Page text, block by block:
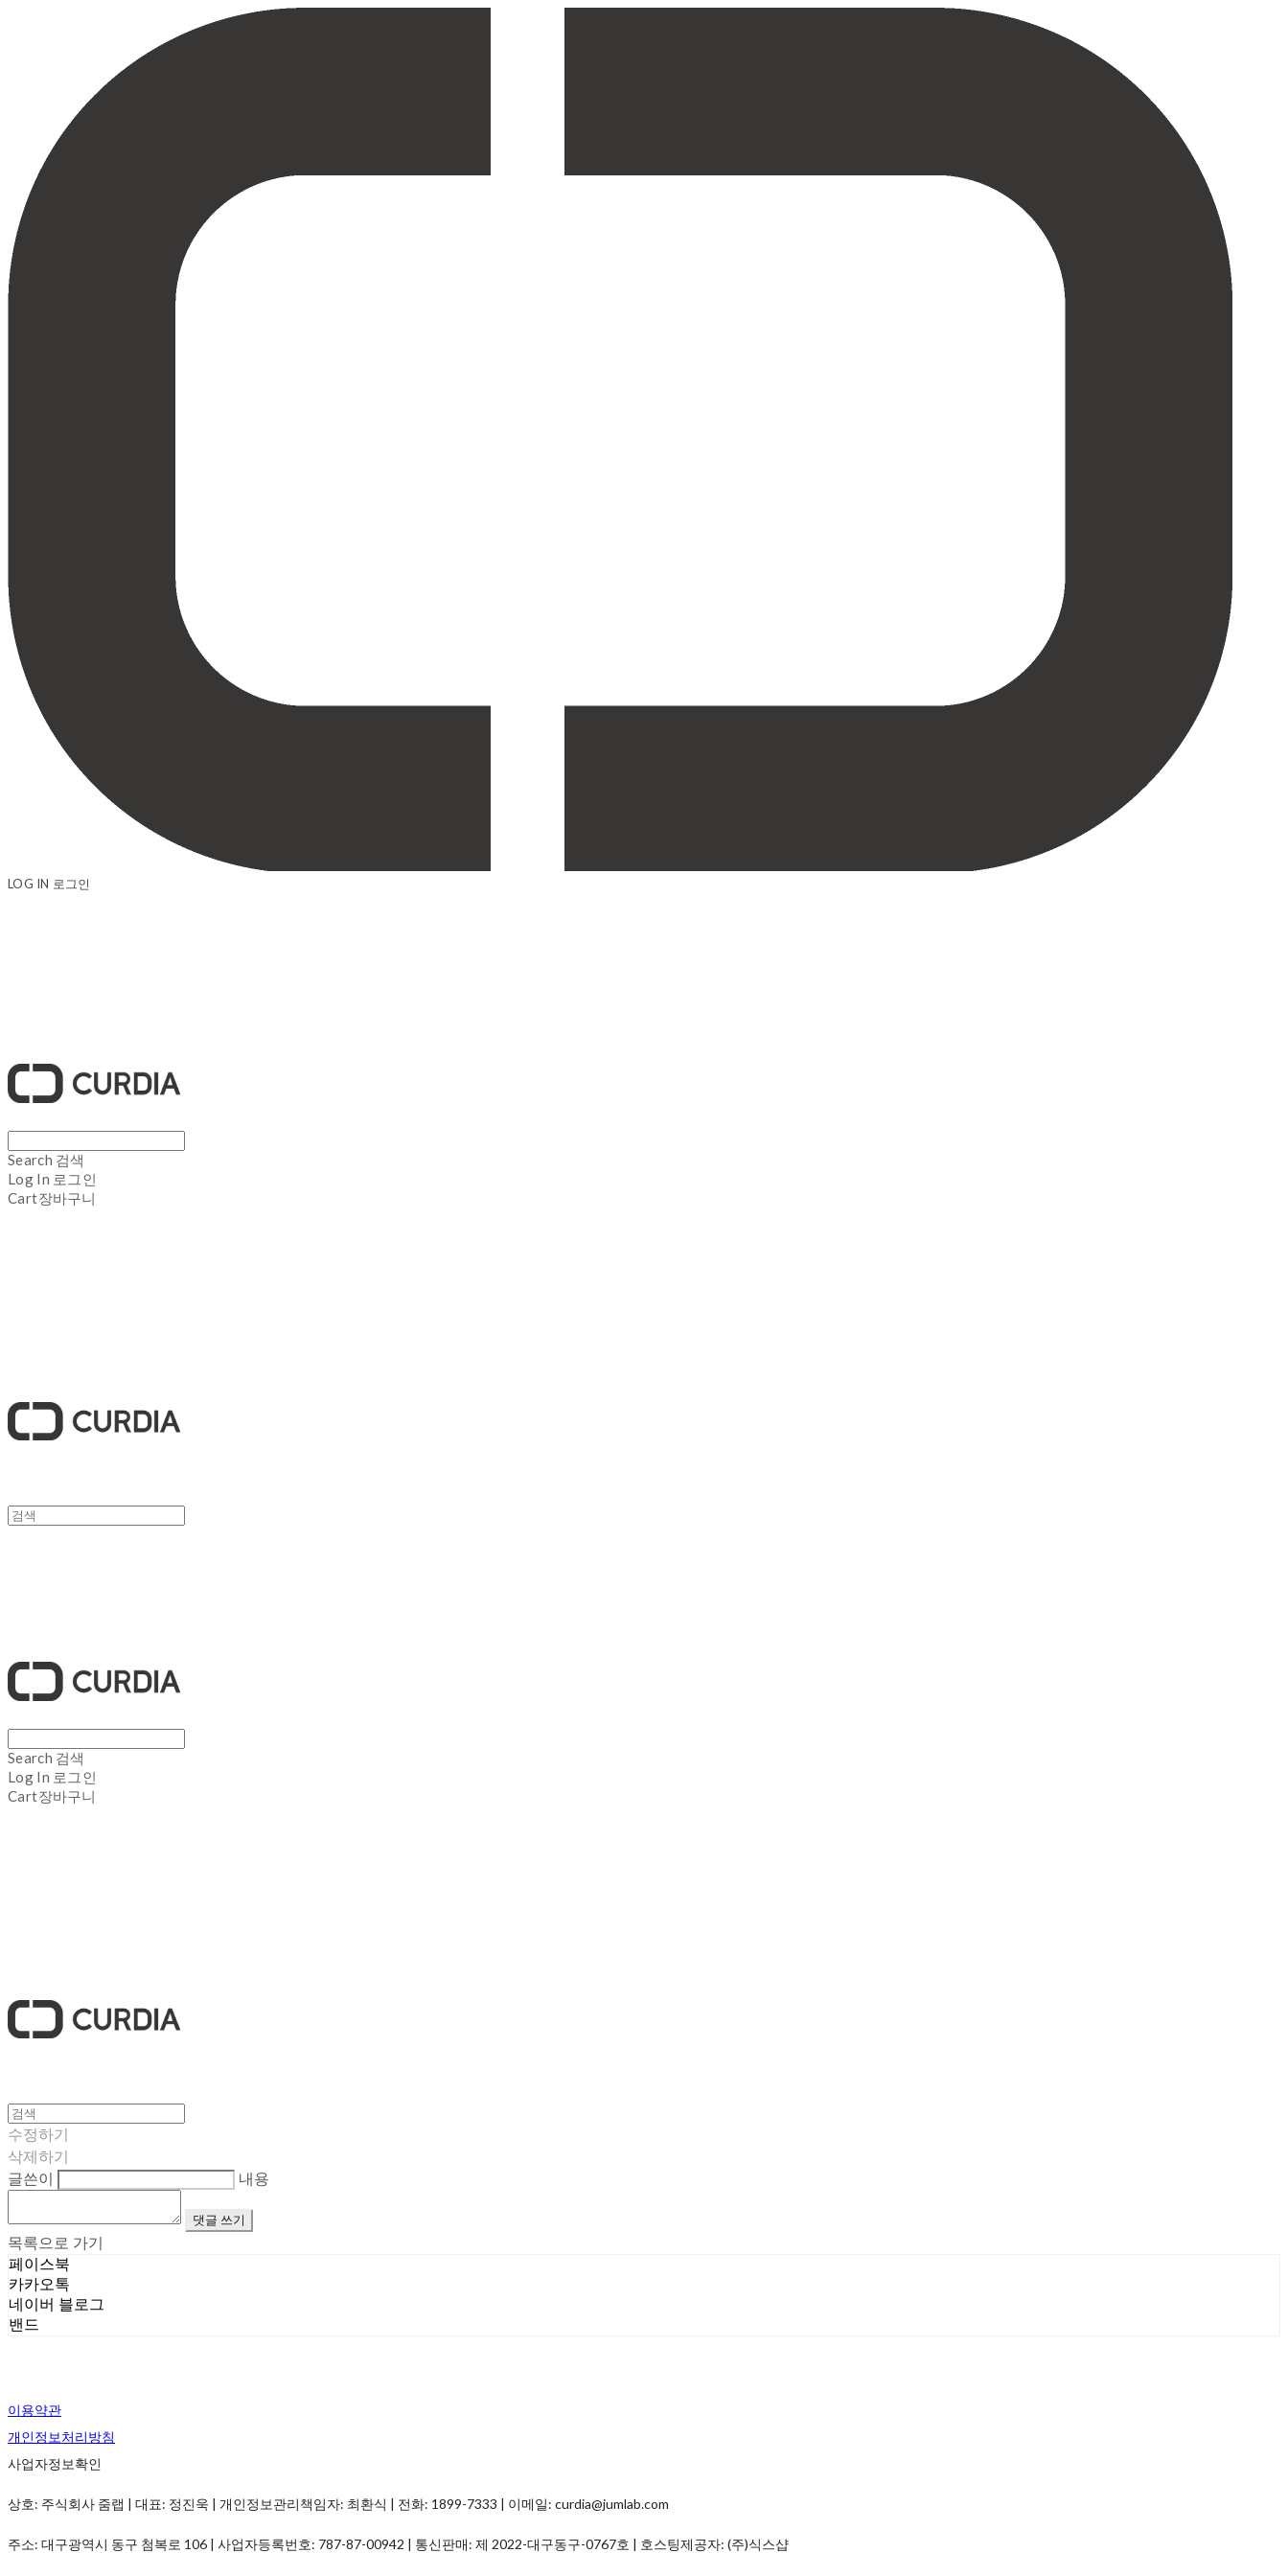
LOG IN 로그인
Search 검색
Log In 로그인
Cart장바구니
Search 검색
Log In 로그인
Cart장바구니
수정하기
삭제하기
글쓴이
내용
댓글 쓰기
목록으로 가기
페이스북
카카오톡
네이버 블로그
밴드
이용약관
개인정보처리방침
사업자정보확인
상호: 주식회사 줌랩 | 대표: 정진욱 | 개인정보관리책임자: 최환식 | 전화: 1899-7333 | 이메일: curdia@jumlab.com
주소: 대구광역시 동구 첨복로 106 | 사업자등록번호: 787-87-00942 | 통신판매: 제 2022-대구동구-0767호 | 호스팅제공자: (주)식스샵